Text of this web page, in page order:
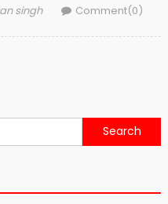
singh Comment(0)